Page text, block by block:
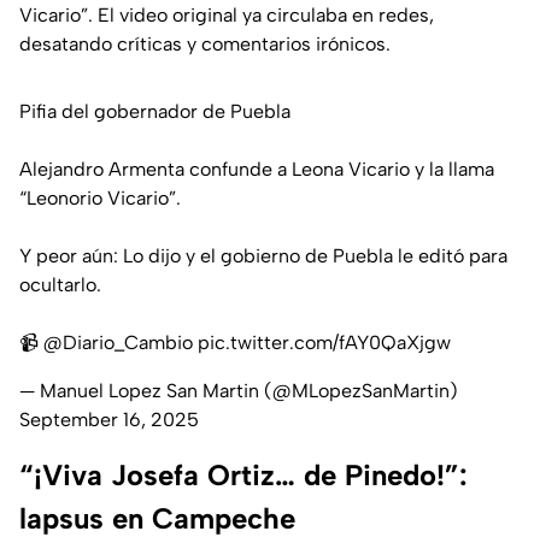
Vicario”. El video original ya circulaba en redes,
desatando críticas y comentarios irónicos.
Pifia del gobernador de Puebla
Alejandro Armenta confunde a Leona Vicario y la llama
“Leonorio Vicario”.
Y peor aún: Lo dijo y el gobierno de Puebla le editó para
ocultarlo.
📹 @Diario_Cambio pic.twitter.com/fAY0QaXjgw
— Manuel Lopez San Martin (@MLopezSanMartin)
September 16, 2025
“¡Viva Josefa Ortiz… de Pinedo!”:
lapsus en Campeche